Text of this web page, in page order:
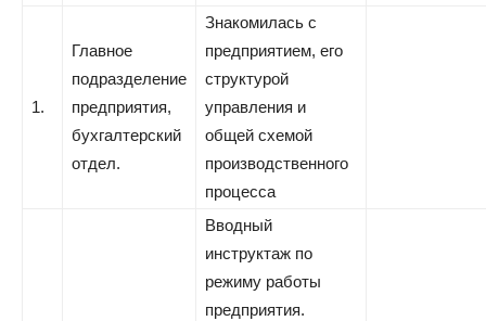
1.
Главное
подразделение
предприятия,
бухгалтерский
отдел.
Знакомилась с
предприятием, его
структурой
управления и
общей схемой
производственного
процесса
Вводный
инструктаж по
режиму работы
предприятия.